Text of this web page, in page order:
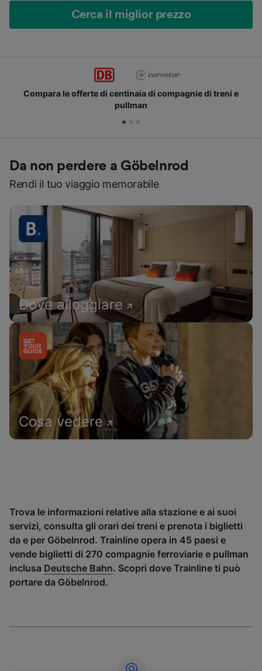
Cerca il miglior prezzo
Compara le offerte di centinaia di compagnie di treni e
pullman
Da non perdere a Göbelnrod
Rendi il tuo viaggio memorabile
Dove alloggiare
Cosa vedere
Trova le informazioni relative alla stazione e ai suoi
servizi, consulta gli orari dei treni e prenota i biglietti
da e per Göbelnrod. Trainline opera in 45 paesi e
vende biglietti di 270 compagnie ferroviarie e pullman
inclusa Deutsche Bahn. Scopri dove Trainline ti può
portare da Göbelnrod.